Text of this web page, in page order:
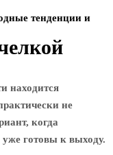
тенденции и
находится
не
когда
готовы к выходу.